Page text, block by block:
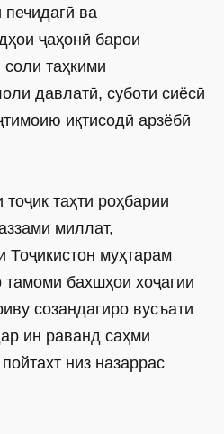
ва
ҷаҳонӣ барои
таҳкими
давлатӣ, суботи сиёсӣ
иқтисодӣ арзёбӣ
таҳти роҳбарии
миллат,
Тоҷикистон муҳтарам
бахшҳои хоҷагии
созандагиро вусъати
ин раванд саҳми
низ назаррас